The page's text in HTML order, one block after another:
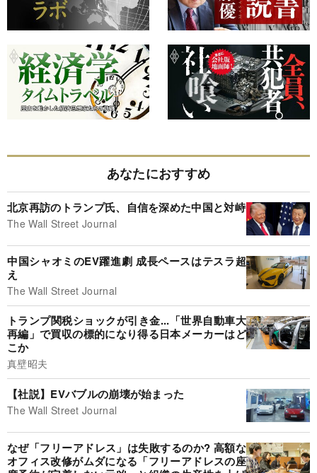
あなたにおすすめ
北京再訪のトランプ氏、自信を深めた中国と対峙
The Wall Street Journal
中国シャオミのEV躍進劇 成長ペースはテスラ超
え
The Wall Street Journal
トランプ関税ショックが引き金...「世界自動車大
再編」で買収の標的になり得る日本メーカーはど
こか
真壁昭夫
【社説】EVバブルの崩壊が始まった
The Wall Street Journal
なぜ「フリーアドレス」は失敗するのか? 高額な
オフィス改修がムダになる「フリーアドレスの座